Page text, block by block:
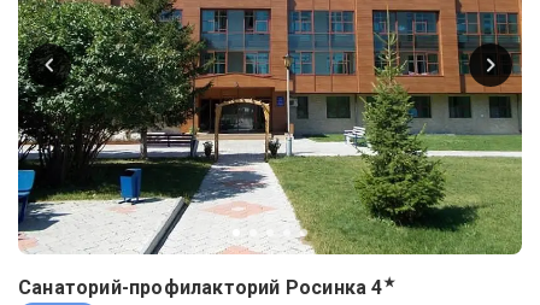
Санаторий-профилакторий Росинка 4★